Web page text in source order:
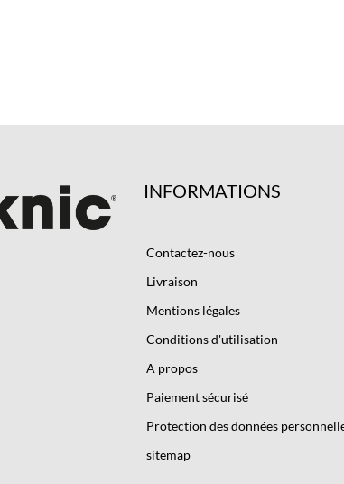
INFORMATIONS
Contactez-nous
Livraison
Mentions légales
Conditions d'utilisation
A propos
Paiement sécurisé
Protection des données
sitemap